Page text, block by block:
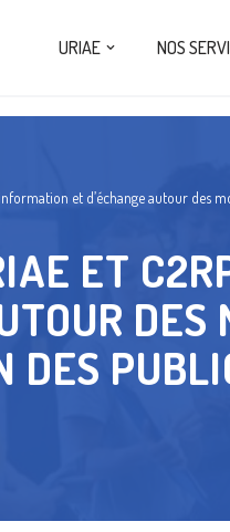
URIAE NOS
et d’échange autour des
ET
DES